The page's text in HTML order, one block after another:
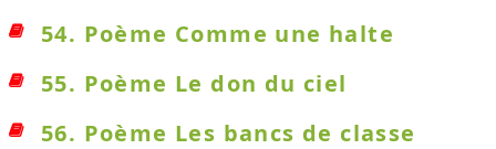
54. Poème Comme une halte
55. Poème Le don du ciel
56. Poème Les bancs de classe